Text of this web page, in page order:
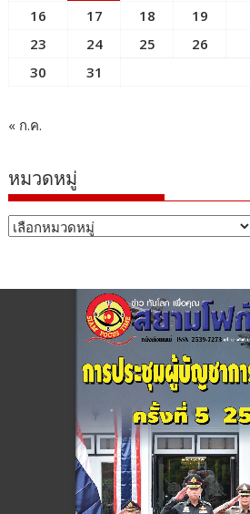
16
17 18 19
23
24 25 26
30
31
« ก.ค.
หมวดหมู่
หมวด